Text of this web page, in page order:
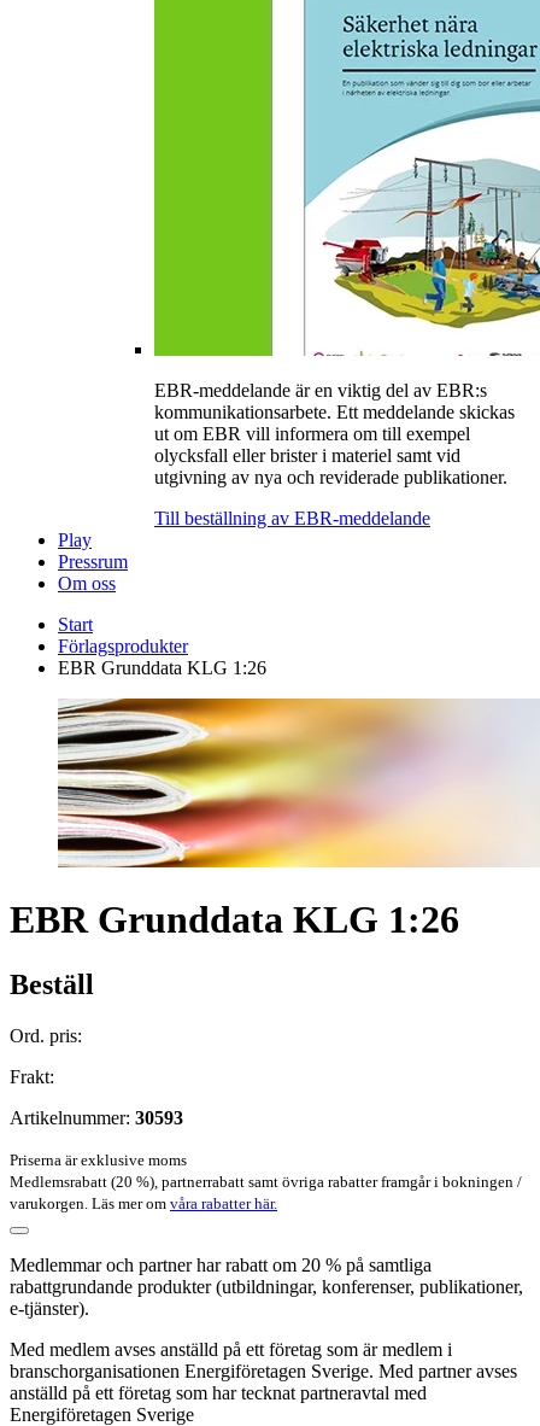
EBR-meddelande är en viktig del av EBR:s
kommunikationsarbete. Ett meddelande skickas
ut om EBR vill informera om till exempel
olycksfall eller brister i materiel samt vid
utgivning av nya och reviderade publikationer.
Till beställning av EBR-meddelande
Play
Pressrum
Om oss
Start
Förlagsprodukter
EBR Grunddata KLG 1:26
EBR Grunddata KLG 1:26
Beställ
Ord. pris:
Frakt:
Artikelnummer: 30593
Priserna är exklusive moms
Medlemsrabatt (20 %), partnerrabatt samt övriga rabatter framgår i bokningen /
varukorgen. Läs mer om våra rabatter här.
Medlemmar och partner har rabatt om 20 % på samtliga
rabattgrundande produkter (utbildningar, konferenser, publikationer,
e-tjänster).
Med medlem avses anställd på ett företag som är medlem i
branschorganisationen Energiföretagen Sverige. Med partner avses
anställd på ett företag som har tecknat partneravtal med
Energiföretagen Sverige